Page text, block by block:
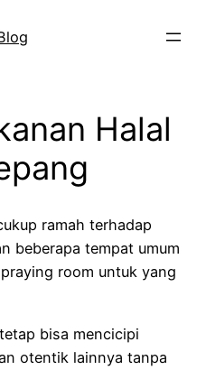
Halal
ramah terhadap
beberapa tempat umum
room untuk yang
bisa mencicipi
otentik lainnya tanpa